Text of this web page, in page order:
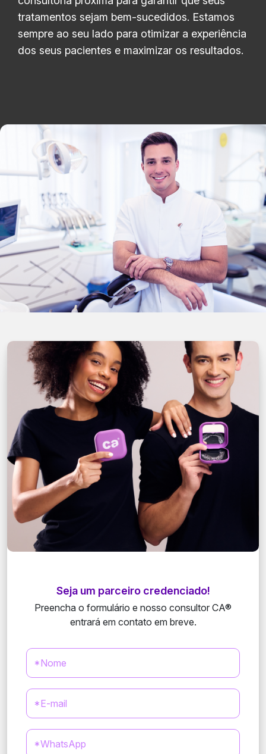
tratamentos sejam bem-sucedidos. Estamos
sempre ao seu lado para otimizar a experiência
dos seus pacientes e maximizar os resultados.
Seja um parceiro credenciado!
Preencha o formulário e nosso consultor CA®
entrará em contato em breve.